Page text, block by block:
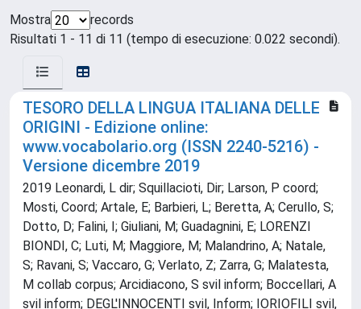
Mostra
records
Risultati 1 - 11 di 11 (tempo di esecuzione: 0.022 secondi).
TESORO DELLA LINGUA ITALIANA DELLE
ORIGINI - Edizione online:
www.vocabolario.org (ISSN 2240-5216) -
Versione dicembre 2019
2019 Leonardi, L dir; Squillacioti, Dir; Larson, P coord;
Mosti, Coord; Artale, E; Barbieri, L; Beretta, A; Cerullo, S;
Dotto, D; Falini, I; Giuliani, M; Guadagnini, E; LORENZI
BIONDI, C; Luti, M; Maggiore, M; Malandrino, A; Natale,
S; Ravani, S; Vaccaro, G; Verlato, Z; Zarra, G; Malatesta,
M collab corpus; Arcidiacono, S svil inform; Boccellari, A
svil inform; DEGL'INNOCENTI svil, Inform; IORIOFILI svil,